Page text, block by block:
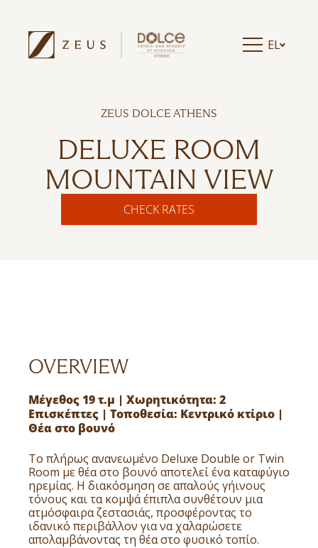
EL
ZEUS DOLCE ATHENS
DELUXE ROOM
MOUNTAIN VIEW
CHECK RATES
OVERVIEW
Μέγεθος 19 τ.μ | Χωρητικότητα: 2
Επισκέπτες | Τοποθεσία: Κεντρικό κτίριο |
Θέα στο βουνό
Το πλήρως ανανεωμένο Deluxe Double or Twin
Room με θέα στο βουνό αποτελεί ένα καταφύγιο
ηρεμίας. Η διακόσμηση σε απαλούς γήινους
τόνους και τα κομψά έπιπλα συνθέτουν μια
ατμόσφαιρα ζεστασιάς, προσφέροντας το
ιδανικό περιβάλλον για να χαλαρώσετε
απολαμβάνοντας τη θέα στο φυσικό τοπίο.